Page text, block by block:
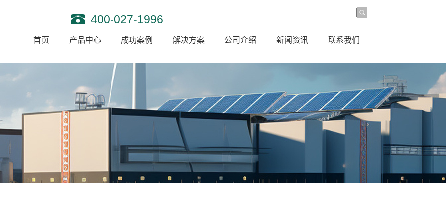
400-027-1996
首页 产品中心 成功案例 解决方案 公司介绍 新闻资讯 联系我们